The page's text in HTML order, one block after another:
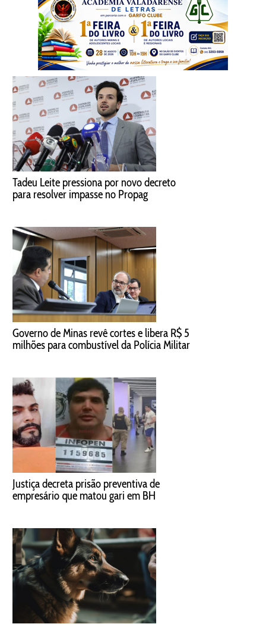
Tadeu Leite pressiona por novo decreto
para resolver impasse no Propag
Governo de Minas revê cortes e libera R$ 5
milhões para combustível da Polícia Militar
Justiça decreta prisão preventiva de
empresário que matou gari em BH